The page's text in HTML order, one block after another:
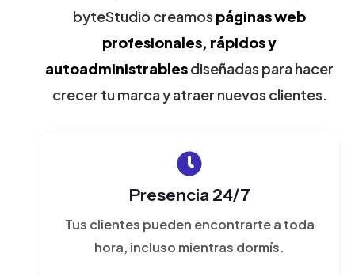
byteStudio creamos páginas web
profesionales, rápidos y
autoadministrablesdiseñadas para hacer
crecer tu marca y atraer nuevos clientes.
Presencia 24/7
Tus clientes pueden encontrarte a toda
hora, incluso mientras dormís.